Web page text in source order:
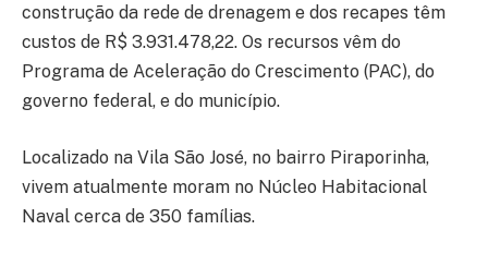
construção da rede de drenagem e dos recapes têm
custos de R$ 3.931.478,22. Os recursos vêm do
Programa de Aceleração do Crescimento (PAC), do
governo federal, e do município.
Localizado na Vila São José, no bairro Piraporinha,
vivem atualmente moram no Núcleo Habitacional
Naval cerca de 350 famílias.